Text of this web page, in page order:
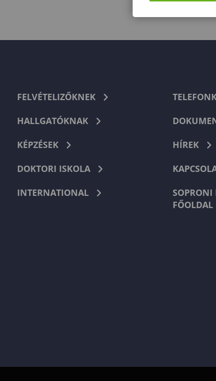
FELVÉTELIZŐKNEK
HALLGATÓKNAK
KÉPZÉSEK
DOKTORI ISKOLA
INTERNATIONAL
HÍREK
SOPRONI
FŐOLDAL